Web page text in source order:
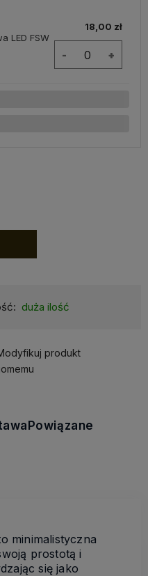
LED FSW
18,00 zł
- +
duża ilość
produkt
Powiązane
minimalistyczna
prostotą i
się jako